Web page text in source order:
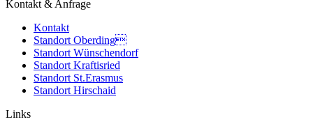
Kontakt & Anfrage
Kontakt
Standort Oberding
Standort Wünschendorf
Standort Kraftisried
Standort St.Erasmus
Standort Hirschaid
Links